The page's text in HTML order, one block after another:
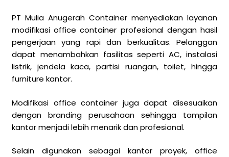
PT Mulia Anugerah Container menyediakan layanan
modifikasi office container profesional dengan hasil
pengerjaan yang rapi dan berkualitas. Pelanggan
dapat menambahkan fasilitas seperti AC, instalasi
listrik, jendela kaca, partisi ruangan, toilet, hingga
furniture kantor.
Modifikasi office container juga dapat disesuaikan
dengan branding perusahaan sehingga tampilan
kantor menjadi lebih menarik dan profesional.
Selain digunakan sebagai kantor proyek, office